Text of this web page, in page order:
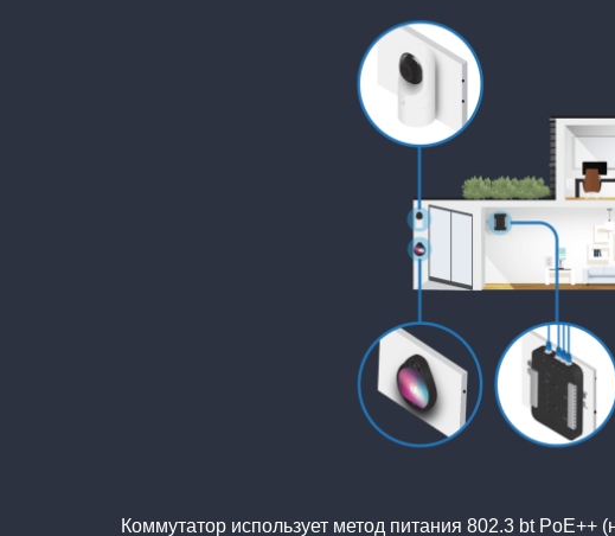
Коммутатор использует метод питания 802.3 bt